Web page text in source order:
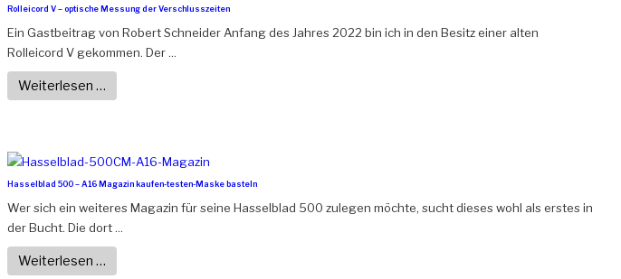
Rolleicord V – optische Messung der Verschlusszeiten
Ein Gastbeitrag von Robert Schneider Anfang des Jahres 2022 bin ich in den Besitz einer alten
Rolleicord V gekommen. Der ...
Weiterlesen …
Hasselblad 500 – A16 Magazin kaufen-testen-Maske basteln
Wer sich ein weiteres Magazin für seine Hasselblad 500 zulegen möchte, sucht dieses wohl als erstes in
der Bucht. Die dort ...
Weiterlesen …